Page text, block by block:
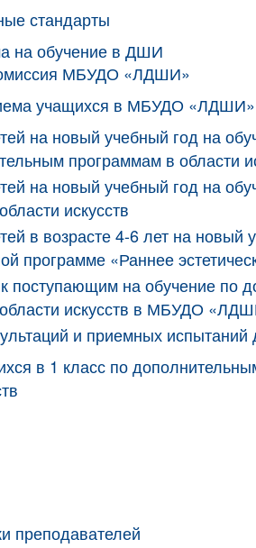
стандарты
на обучение в ДШИ
МБУДО «ЛДШИ»
учащихся в МБУДО «ЛДШИ»
на новый учебный год на
программам в области
на новый учебный год на
искусств
в возрасте 4-6 лет на
программе «Раннее
поступающим на обучение по
искусств в МБУДО
и приемных
в 1 класс по
преподавателей